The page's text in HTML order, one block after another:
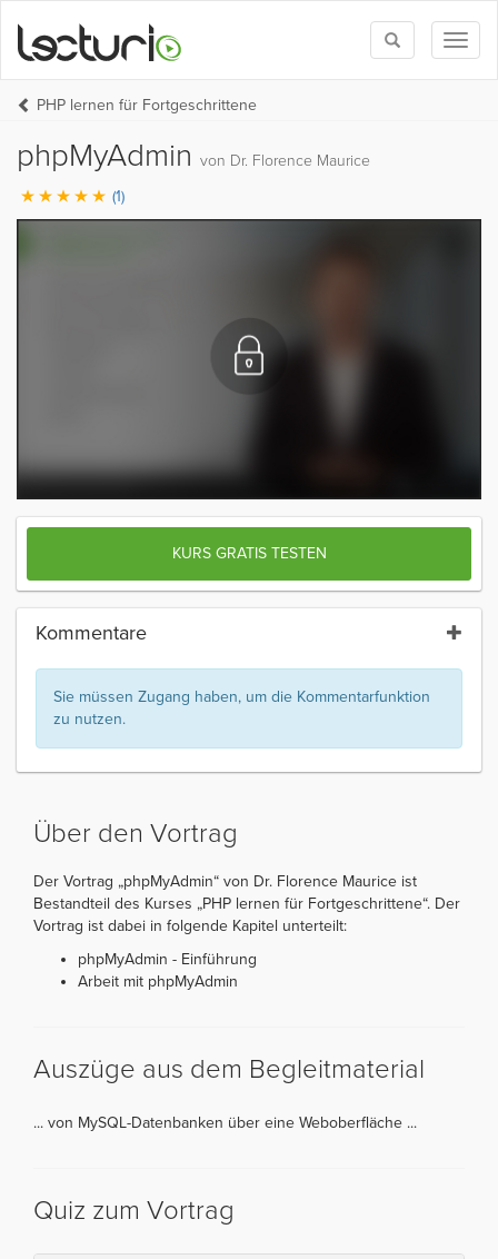
Toggle
search
PHP lernen für Fortgeschrittene
phpMyAdmin von Dr. Florence Maurice
(1)
KURS GRATIS TESTEN
Kommentare
Sie müssen Zugang haben, um die Kommentarfunktion
zu nutzen.
Über den Vortrag
Der Vortrag „phpMyAdmin“ von Dr. Florence Maurice ist
Bestandteil des Kurses „PHP lernen für Fortgeschrittene“. Der
Vortrag ist dabei in folgende Kapitel unterteilt:
phpMyAdmin - Einführung
Arbeit mit phpMyAdmin
Auszüge aus dem Begleitmaterial
... von MySQL-Datenbanken über eine Weboberfläche ...
Quiz zum Vortrag